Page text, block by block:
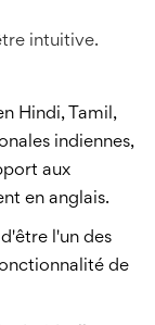
intuitive.
Hindi, Tamil,
indiennes,
aux
en anglais.
l'un des
de